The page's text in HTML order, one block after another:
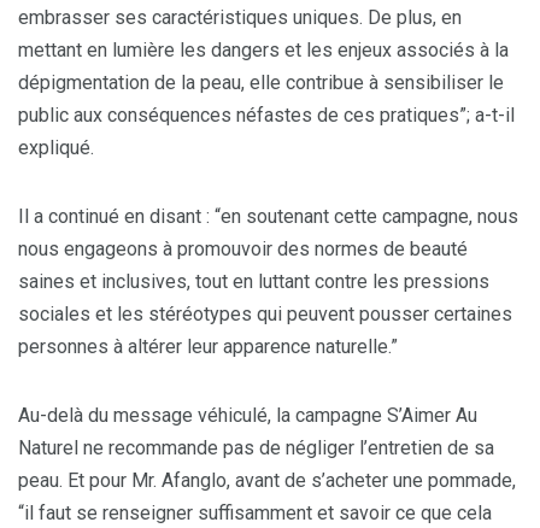
embrasser ses caractéristiques uniques. De plus, en
mettant en lumière les dangers et les enjeux associés à la
dépigmentation de la peau, elle contribue à sensibiliser le
public aux conséquences néfastes de ces pratiques”; a-t-il
expliqué.
Il a continué en disant : “en soutenant cette campagne, nous
nous engageons à promouvoir des normes de beauté
saines et inclusives, tout en luttant contre les pressions
sociales et les stéréotypes qui peuvent pousser certaines
personnes à altérer leur apparence naturelle.”
Au-delà du message véhiculé, la campagne S’Aimer Au
Naturel ne recommande pas de négliger l’entretien de sa
peau. Et pour Mr. Afanglo, avant de s’acheter une pommade,
“il faut se renseigner suffisamment et savoir ce que cela